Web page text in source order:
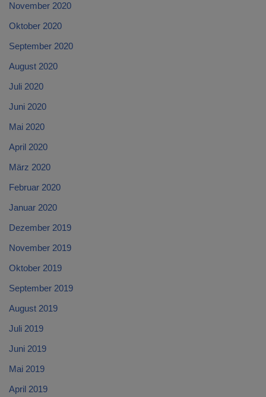
November 2020
Oktober 2020
September 2020
August 2020
Juli 2020
Juni 2020
Mai 2020
April 2020
März 2020
Februar 2020
Januar 2020
Dezember 2019
November 2019
Oktober 2019
September 2019
August 2019
Juli 2019
Juni 2019
Mai 2019
April 2019